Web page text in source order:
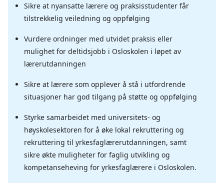
Sikre at nyansatte lærere og praksisstudenter får
tilstrekkelig veiledning og oppfølging
Vurdere ordninger med utvidet praksis eller
mulighet for deltidsjobb i Osloskolen i løpet av
lærerutdanningen
Sikre at lærere som opplever å stå i utfordrende
situasjoner har god tilgang på støtte og oppfølging
Styrke samarbeidet med universitets- og
høyskolesektoren for å øke lokal rekruttering og
rekruttering til yrkesfaglærerutdanningen, samt
sikre økte muligheter for faglig utvikling og
kompetanseheving for yrkesfaglærere i Osloskolen.